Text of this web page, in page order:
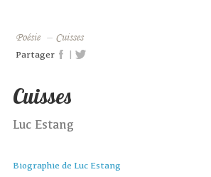
Poésie – Cuisses
Partager |
Cuisses
Luc Estang
Biographie de Luc Estang